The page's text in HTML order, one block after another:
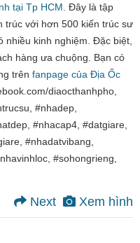
tại Tp HCM. Đây là tập
trúc với hơn 500 kiến trúc sư
nhiều kinh nghiệm. Đặc biệt,
hàng ưa chuộng. Bạn có
trên fanpage của Địa Ốc
diaocthanhpho,
#nhadep,
#nhacap4, #datgiare,
#nhadatvibang,
#sohongrieng,
Xem hình
Next